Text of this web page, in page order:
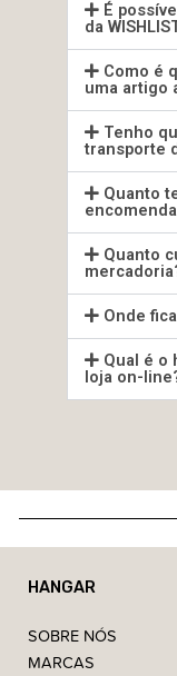
É
da
Como é
uma artigo
Tenho
transporte
Quanto
Quanto
Onde
Qual é o
loja on-
HANGAR
SOBRE NÓS
MARCAS